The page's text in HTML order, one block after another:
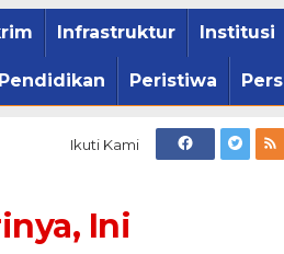
Infrastruktur Institusi
Pendidikan Peristiwa Pers
Ikuti Kami
Ini